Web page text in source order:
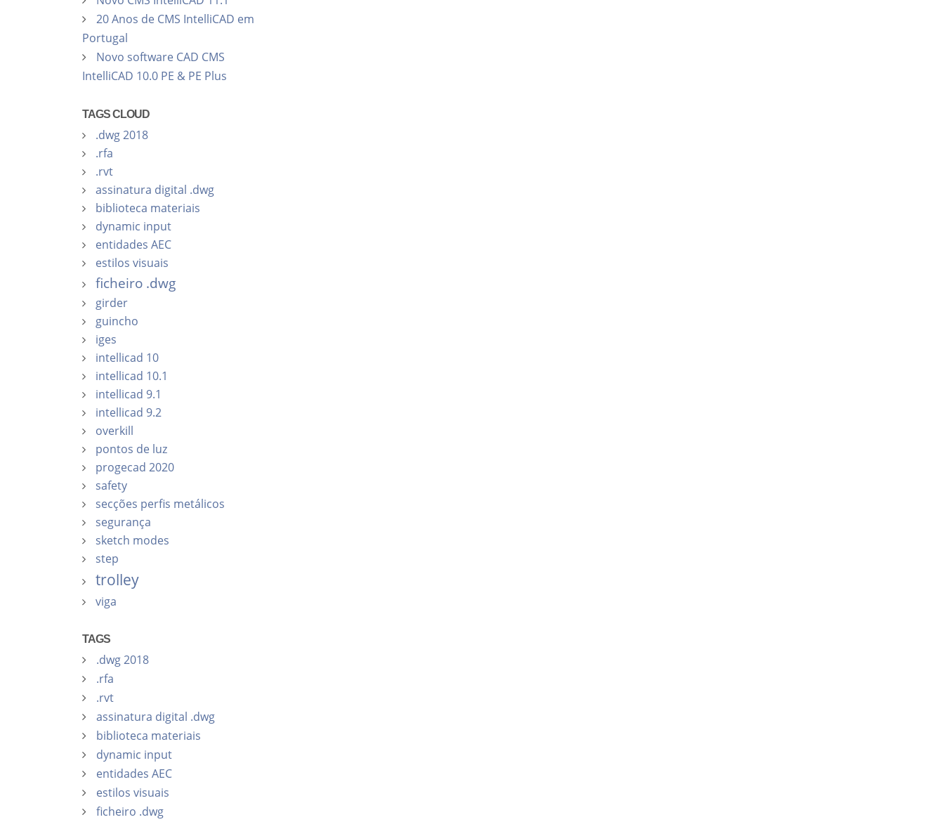
20 Anos de CMS IntelliCAD em
Portugal
Novo software CAD CMS
IntelliCAD 10.0 PE & PE Plus
TAGS CLOUD
.dwg 2018
.rfa
.rvt
assinatura digital .dwg
biblioteca materiais
dynamic input
entidades AEC
estilos visuais
ficheiro .dwg
girder
guincho
iges
intellicad 10
intellicad 10.1
intellicad 9.1
intellicad 9.2
overkill
pontos de luz
progecad 2020
safety
secções perfis metálicos
segurança
sketch modes
step
trolley
viga
TAGS
.dwg 2018
.rfa
.rvt
assinatura digital .dwg
biblioteca materiais
dynamic input
entidades AEC
estilos visuais
ficheiro .dwg